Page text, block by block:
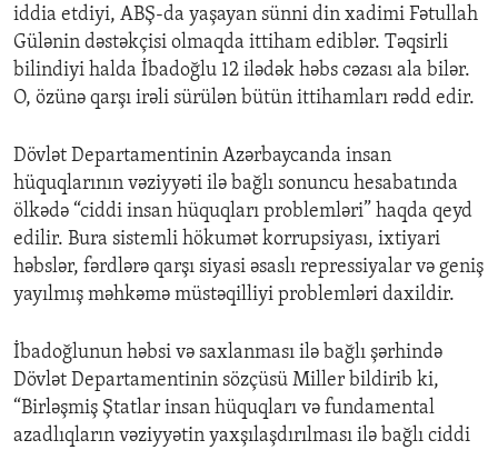
iddia etdiyi, ABŞ-da yaşayan sünni din xadimi Fətullah
Gülənin dəstəkçisi olmaqda ittiham ediblər. Təqsirli
bilindiyi halda İbadoğlu 12 ilədək həbs cəzası ala bilər.
O, özünə qarşı irəli sürülən bütün ittihamları rədd edir.
Dövlət Departamentinin Azərbaycanda insan
hüquqlarının vəziyyəti ilə bağlı sonuncu hesabatında
ölkədə “ciddi insan hüquqları problemləri” haqda qeyd
edilir. Bura sistemli hökumət korrupsiyası, ixtiyari
həbslər, fərdlərə qarşı siyasi əsaslı repressiyalar və geniş
yayılmış məhkəmə müstəqilliyi problemləri daxildir.
İbadoğlunun həbsi və saxlanması ilə bağlı şərhində
Dövlət Departamentinin sözçüsü Miller bildirib ki,
“Birləşmiş Ştatlar insan hüquqları və fundamental
azadlıqların vəziyyətin yaxşılaşdırılması ilə bağlı ciddi